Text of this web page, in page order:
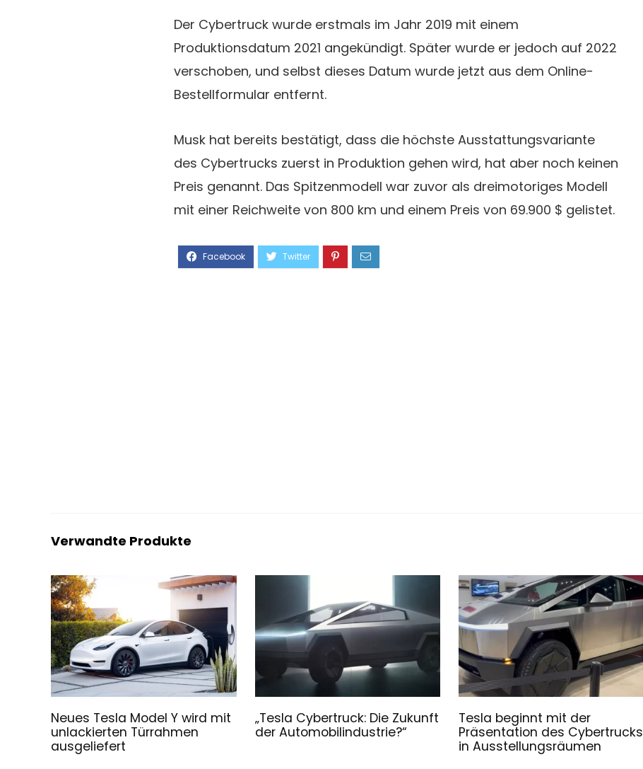
Der Cybertruck wurde erstmals im Jahr 2019 mit einem
Produktionsdatum 2021 angekündigt. Später wurde er jedoch auf 2022
verschoben, und selbst dieses Datum wurde jetzt aus dem Online-
Bestellformular entfernt.
Musk hat bereits bestätigt, dass die höchste Ausstattungsvariante
des Cybertrucks zuerst in Produktion gehen wird, hat aber noch keinen
Preis genannt. Das Spitzenmodell war zuvor als dreimotoriges Modell
mit einer Reichweite von 800 km und einem Preis von 69.900 $ gelistet.
Verwandte Produkte
Neues Tesla Model Y wird mit
unlackierten Türrahmen
ausgeliefert
„Tesla Cybertruck: Die Zukunft
der Automobilindustrie?“
Tesla beginnt mit der
Präsentation des Cybertrucks
in Ausstellungsräumen